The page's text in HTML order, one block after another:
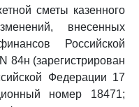
сметы казенного
внесенных
Российской
84н (зарегистрирован
Федерации 17
номер 18471;